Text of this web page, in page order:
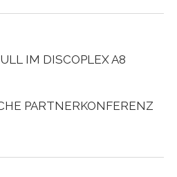
IM DISCOPLEX A8
PARTNERKONFERENZ